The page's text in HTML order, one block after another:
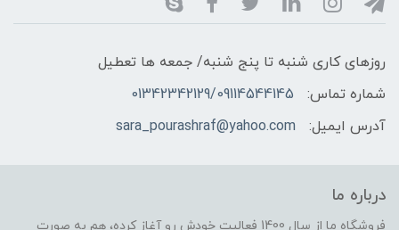
روزهای کاری شنبه تا پنج شنبه/ جمعه ها تعطیل
شماره تماس:
01342342129/09114544145
آدرس ایمیل:
sara_pourashraf@yahoo.com
درباره ما
فروشگاه ما از سال 1400 فعالیت خودش رو آغاز کرده، هم به صورت